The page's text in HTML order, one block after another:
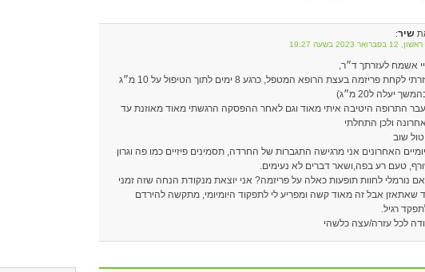
שיר:
בפברואר 2023 בשעה 19:27
אשמח לעזרתך ד״ר,
חזרתי לקחת פריזמה בעצת הרופא המטפל, כרגע 8 ימים לתוך הטיפול על 10 מ״ג
יעלה ל20 מ״ג)
התרופה היטיבה איתי מאוד וגם לאחר ההפסקה הרגשתי מאוד מאוזנת עד
ולכן התחלתי
שוב
האחרונים אני מרגישה התגברות של החרדה, תסמינים פיזיים כמו פה וגרון
טעם רע בפה,ושאר דברים לא נעימים.
נורמלי לחוות תופעות כאלה על פריזמה? אני יוצאת מנקודת הנחה שזה זמני
שאתאזן אבל זה מאוד קשה ומפריע לי לתפקוד היומיומי, מתקשה להירדם
רגיל.
לכל עזרה/עצה כלשהי